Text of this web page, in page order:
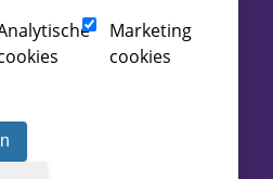
Marketing
cookies